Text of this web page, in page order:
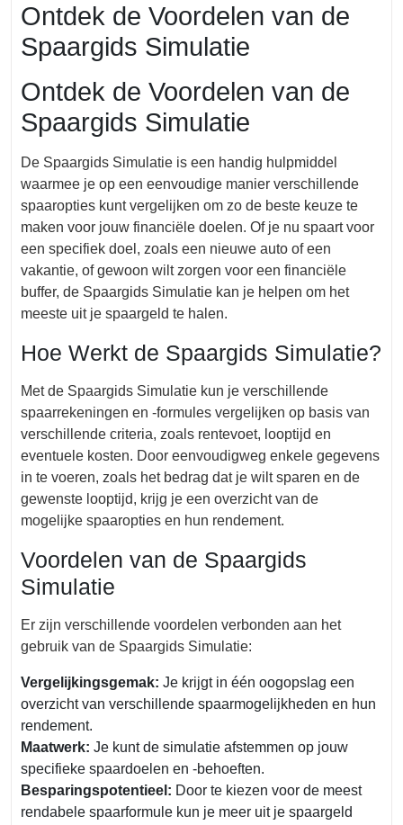
Ontdek de Voordelen van de
Spaargids Simulatie
Ontdek de Voordelen van de
Spaargids Simulatie
De Spaargids Simulatie is een handig hulpmiddel
waarmee je op een eenvoudige manier verschillende
spaaropties kunt vergelijken om zo de beste keuze te
maken voor jouw financiële doelen. Of je nu spaart voor
een specifiek doel, zoals een nieuwe auto of een
vakantie, of gewoon wilt zorgen voor een financiële
buffer, de Spaargids Simulatie kan je helpen om het
meeste uit je spaargeld te halen.
Hoe Werkt de Spaargids Simulatie?
Met de Spaargids Simulatie kun je verschillende
spaarrekeningen en -formules vergelijken op basis van
verschillende criteria, zoals rentevoet, looptijd en
eventuele kosten. Door eenvoudigweg enkele gegevens
in te voeren, zoals het bedrag dat je wilt sparen en de
gewenste looptijd, krijg je een overzicht van de
mogelijke spaaropties en hun rendement.
Voordelen van de Spaargids
Simulatie
Er zijn verschillende voordelen verbonden aan het
gebruik van de Spaargids Simulatie:
Vergelijkingsgemak: Je krijgt in één oogopslag een
overzicht van verschillende spaarmogelijkheden en hun
rendement.
Maatwerk: Je kunt de simulatie afstemmen op jouw
specifieke spaardoelen en -behoeften.
Besparingspotentieel: Door te kiezen voor de meest
rendabele spaarformule kun je meer uit je spaargeld